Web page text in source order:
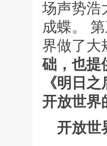
场声势浩
成蝶。
界做了大
础，也提
《明日
开放世界
开放世